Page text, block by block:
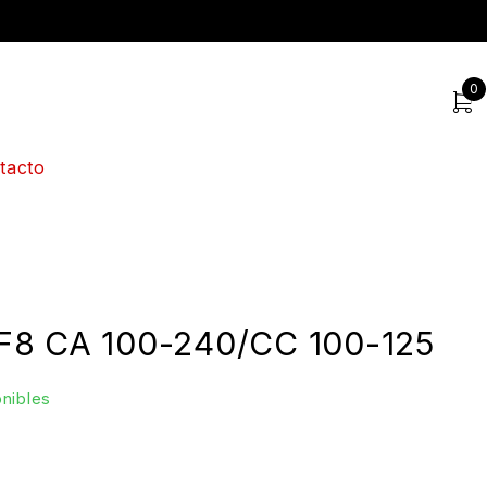
0
CA 100-240/CC 100-125